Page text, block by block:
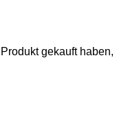
gekauft haben,